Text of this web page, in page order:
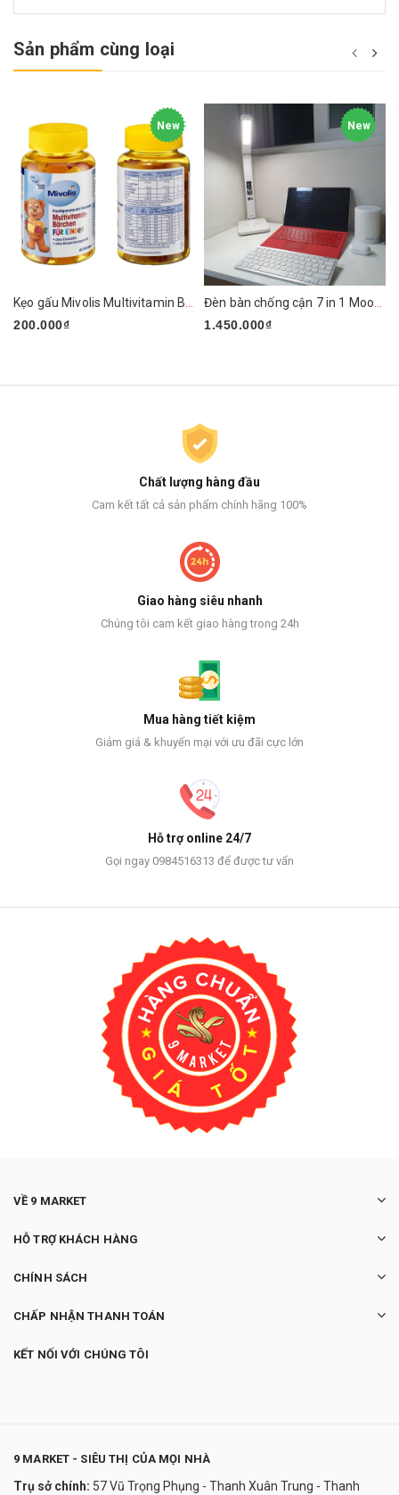
Sản phẩm cùng loại
New
Kẹo gấu Mivolis Multivitamin Barchen của Đức
200.000₫
New
Đèn bàn chống cận 7 in 1 Mooaz MLW1
1.450.000₫
Chất lượng hàng đầu
Cam kết tất cả sản phẩm chính hãng 100%
Giao hàng siêu nhanh
Chúng tôi cam kết giao hàng trong 24h
Mua hàng tiết kiệm
Giảm giá & khuyến mại với ưu đãi cực lớn
Hỗ trợ online 24/7
Gọi ngay 0984516313 để được tư vấn
VỀ 9 MARKET
HỖ TRỢ KHÁCH HÀNG
CHÍNH SÁCH
CHẤP NHẬN THANH TOÁN
KẾT NỐI VỚI CHÚNG TÔI
9 MARKET - SIÊU THỊ CỦA MỌI NHÀ
Trụ sở chính: 57 Vũ Trọng Phụng - Thanh Xuân Trung - Thanh